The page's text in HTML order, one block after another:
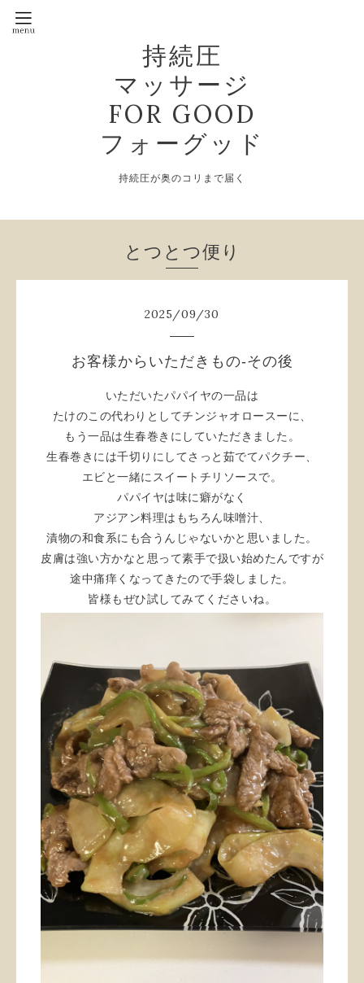
持続圧
マッサージ
FOR GOOD
フォーグッド
持続圧が奥のコリまで届く
とつとつ便り
2025/09/30
お客様からいただきもの-その後
いただいたパパイヤの一品は
たけのこの代わりとしてチンジャオロースーに、
もう一品は生春巻きにしていただきました。
生春巻きには千切りにしてさっと茹でてパクチー、
エビと一緒にスイートチリソースで。
パパイヤは味に癖がなく
アジアン料理はもちろん味噌汁、
漬物の和食系にも合うんじゃないかと思いました。
皮膚は強い方かなと思って素手で扱い始めたんですが
途中痛痒くなってきたので手袋しました。
皆様もぜひ試してみてくださいね。